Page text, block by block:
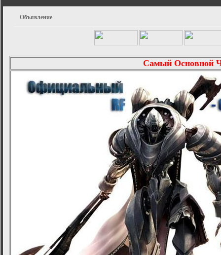
Объявление
Самый Основной